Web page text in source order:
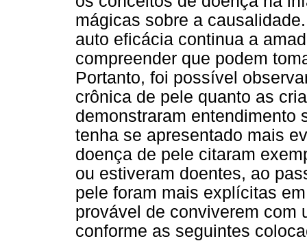
mágicas sobre a
auto eficácia continua a
compreender que podem
Portanto, foi possível
crônica de pele quanto as
demonstraram entendimento
tenha se apresentado mais
doença de pele citaram
ou estiveram doentes, ao
pele foram mais explícitas
provável de conviverem com
conforme as seguintes